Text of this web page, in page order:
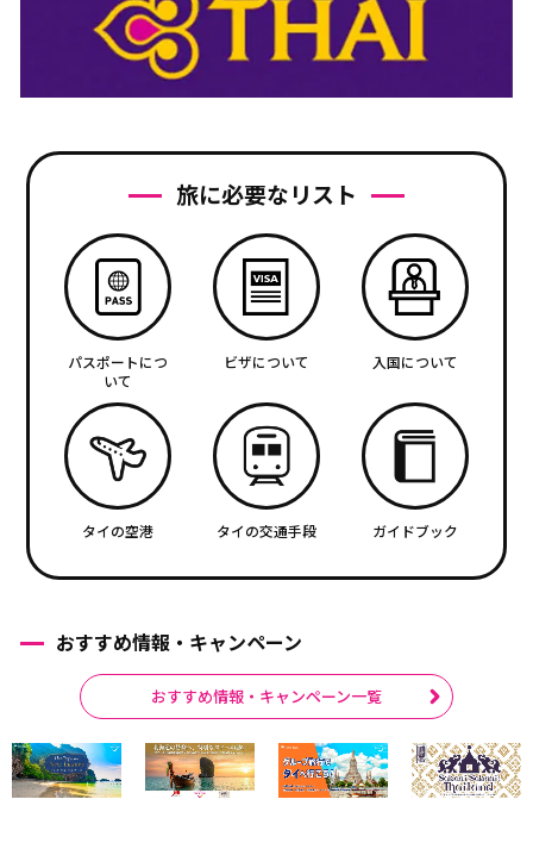
旅に必要なリスト
パスポートにつ
いて
ビザについて 入国について
タイの空港 タイの交通手段 ガイドブック
おすすめ情報・キャンペーン
おすすめ情報・キャンペーン一覧